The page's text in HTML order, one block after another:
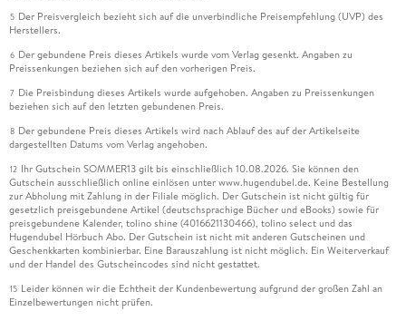
5 Der Preisvergleich bezieht sich auf die unverbindliche Preisempfehlung (UVP) des
Herstellers.
6 Der gebundene Preis dieses Artikels wurde vom Verlag gesenkt. Angaben zu
Preissenkungen beziehen sich auf den vorherigen Preis.
7 Die Preisbindung dieses Artikels wurde aufgehoben. Angaben zu Preissenkungen
beziehen sich auf den letzten gebundenen Preis.
8 Der gebundene Preis dieses Artikels wird nach Ablauf des auf der Artikelseite
dargestellten Datums vom Verlag angehoben.
12 Ihr Gutschein SOMMER13 gilt bis einschließlich 10.08.2026. Sie können den
Gutschein ausschließlich online einlösen unter www.hugendubel.de. Keine Bestellung
zur Abholung mit Zahlung in der Filiale möglich. Der Gutschein ist nicht gültig für
gesetzlich preisgebundene Artikel (deutschsprachige Bücher und eBooks) sowie für
preisgebundene Kalender, tolino shine (4016621130466), tolino select und das
Hugendubel Hörbuch Abo. Der Gutschein ist nicht mit anderen Gutscheinen und
Geschenkkarten kombinierbar. Eine Barauszahlung ist nicht möglich. Ein Weiterverkauf
und der Handel des Gutscheincodes sind nicht gestattet.
15 Leider können wir die Echtheit der Kundenbewertung aufgrund der großen Zahl an
Einzelbewertungen nicht prüfen.